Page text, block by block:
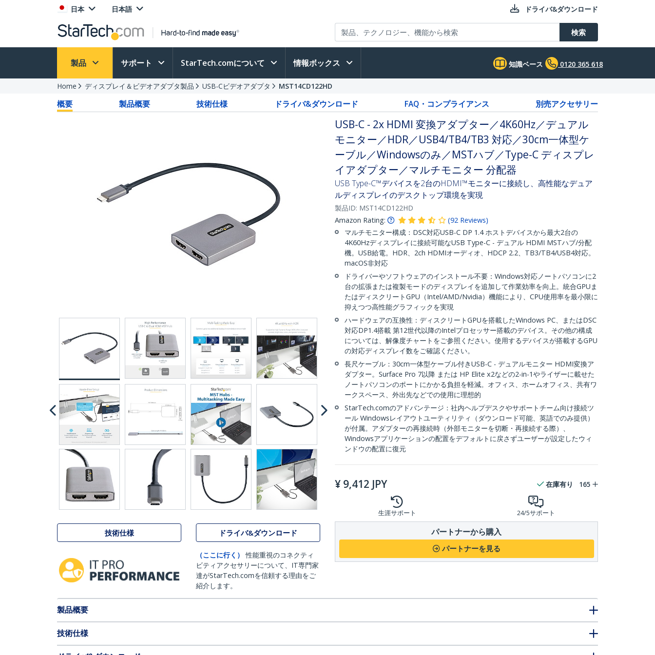
日本 日本語 ドライバ&ダウンロード
検索
製品 サポート StarTech.comについて 情報ボックス 知識ベース 0120 365 618
Home ディスプレイ＆ビデオアダプタ製品 USB-Cビデオアダプタ MST14CD122HD
概要 製品概要 技術仕様 ドライバ&ダウンロード FAQ・コンプライアンス 別売アクセサリー
技術仕様 ドライバ&ダウンロード
（ここに行く）
性能重視のコネクティ
ビティアクセサリーについて、IT専門家
達がStarTech.comを信頼する理由をご
紹介します。
USB-C - 2x HDMI 変換アダプター／4K60Hz／デュアル
モニター／HDR／USB4/TB4/TB3 対応／30cm一体型ケ
ーブル／Windowsのみ／MSTハブ／Type-C ディスプレ
イアダプター／マルチモニター 分配器
USB Type-C™デバイスを2台のHDMI™モニターに接続し、高性能なデュア
ルディスプレイのデスクトップ環境を実現
製品ID: MST14CD122HD
Amazon Rating:
(92 Reviews)
マルチモニター構成：DSC対応USB-C DP 1.4 ホストデバイスから最大2台の
4K60Hzディスプレイに接続可能なUSB Type-C - デュアル HDMI MSTハブ/分配
機。USB給電。HDR、2ch HDMIオーディオ、HDCP 2.2、TB3/TB4/USB4対応。
macOS非対応
ドライバーやソフトウェアのインストール不要：Windows対応ノートパソコンに2
台の拡張または複製モードのディスプレイを追加して作業効率を向上。統合GPUま
たはディスクリートGPU（Intel/AMD/Nvidia）機能により、CPU使用率を最小限に
抑えつつ高性能グラフィックを実現
ハードウェアの互換性：ディスクリートGPUを搭載したWindows PC、またはDSC
対応DP1.4搭載 第12世代以降のIntelプロセッサー搭載のデバイス。その他の構成
については、解像度チャートをご参照ください。使用するデバイスが搭載するGPU
の対応ディスプレイ数をご確認ください。
長尺ケーブル：30cm一体型ケーブル付きUSB-C - デュアルモニター HDMI変換ア
ダプター。Surface Pro 7以降 または HP Elite x2などの2-in-1やライザーに載せた
ノートパソコンのポートにかかる負担を軽減。オフィス、ホームオフィス、共有ワ
ークスペース、外出先などでの使用に理想的
StarTech.comのアドバンテージ：社内ヘルプデスクやサポートチーム向け接続ツ
ール Windowsレイアウトユーティリティ（ダウンロード可能、英語でのみ提供）
が付属。アダプターの再接続時（外部モニターを切断・再接続する際）、
Windowsアプリケーションの配置をデフォルトに戻さずユーザーが設定したウィ
ンドウの配置に復元
¥ 9,412 JPY 在庫有り 165
生涯サポート 24/5サポート
パートナーから購入
パートナーを見る
製品概要
技術仕様